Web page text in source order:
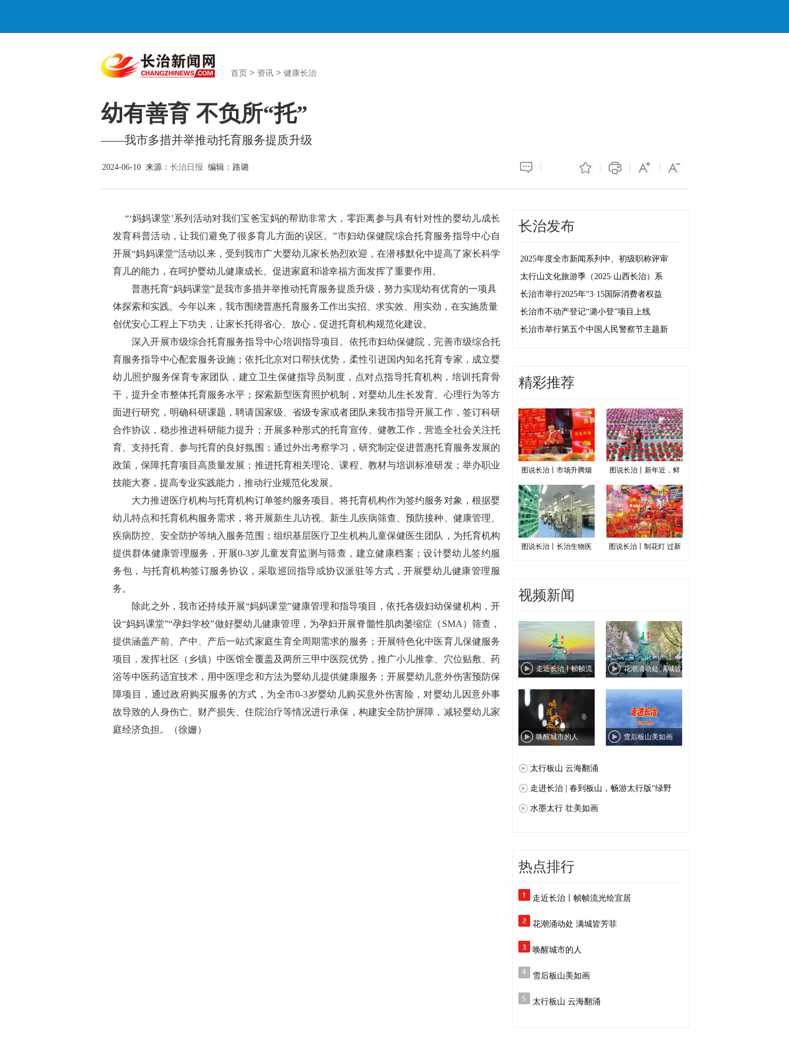
首页 > 资讯 > 健康长治
幼有善育 不负所“托”
——我市多措并举推动托育服务提质升级
2024-06-10 来源： 长治日报 编辑：路璐
“‘妈妈课堂’系列活动对我们宝爸宝妈的帮助非常大，零距离参与具有针对性的婴幼儿成长
发育科普活动，让我们避免了很多育儿方面的误区。”市妇幼保健院综合托育服务指导中心自
开展“妈妈课堂”活动以来，受到我市广大婴幼儿家长热烈欢迎，在潜移默化中提高了家长科学
育儿的能力，在呵护婴幼儿健康成长、促进家庭和谐幸福方面发挥了重要作用。
普惠托育“妈妈课堂”是我市多措并举推动托育服务提质升级，努力实现幼有优育的一项具
体探索和实践。今年以来，我市围绕普惠托育服务工作出实招、求实效、用实劲，在实施质量
创优安心工程上下功夫，让家长托得省心、放心，促进托育机构规范化建设。
深入开展市级综合托育服务指导中心培训指导项目。依托市妇幼保健院，完善市级综合托
育服务指导中心配套服务设施；依托北京对口帮扶优势，柔性引进国内知名托育专家，成立婴
幼儿照护服务保育专家团队，建立卫生保健指导员制度，点对点指导托育机构，培训托育骨
干，提升全市整体托育服务水平；探索新型医育照护机制，对婴幼儿生长发育、心理行为等方
面进行研究，明确科研课题，聘请国家级、省级专家或者团队来我市指导开展工作，签订科研
合作协议，稳步推进科研能力提升；开展多种形式的托育宣传、健教工作，营造全社会关注托
育、支持托育、参与托育的良好氛围；通过外出考察学习，研究制定促进普惠托育服务发展的
政策，保障托育项目高质量发展；推进托育相关理论、课程、教材与培训标准研发；举办职业
技能大赛，提高专业实践能力，推动行业规范化发展。
大力推进医疗机构与托育机构订单签约服务项目。将托育机构作为签约服务对象，根据婴
幼儿特点和托育机构服务需求，将开展新生儿访视、新生儿疾病筛查、预防接种、健康管理、
疾病防控、安全防护等纳入服务范围；组织基层医疗卫生机构儿童保健医生团队，为托育机构
提供群体健康管理服务，开展0-3岁儿童发育监测与筛查，建立健康档案；设计婴幼儿签约服
务包，与托育机构签订服务协议，采取巡回指导或协议派驻等方式，开展婴幼儿健康管理服
务。
除此之外，我市还持续开展“妈妈课堂”健康管理和指导项目，依托各级妇幼保健机构，开
设“妈妈课堂”“孕妇学校”做好婴幼儿健康管理，为孕妇开展脊髓性肌肉萎缩症（SMA）筛查，
提供涵盖产前、产中、产后一站式家庭生育全周期需求的服务；开展特色化中医育儿保健服务
项目，发挥社区（乡镇）中医馆全覆盖及两所三甲中医院优势，推广小儿推拿、穴位贴敷、药
浴等中医药适宜技术，用中医理念和方法为婴幼儿提供健康服务；开展婴幼儿意外伤害预防保
障项目，通过政府购买服务的方式，为全市0-3岁婴幼儿购买意外伤害险，对婴幼儿因意外事
故导致的人身伤亡、财产损失、住院治疗等情况进行承保，构建安全防护屏障，减轻婴幼儿家
庭经济负担。（徐姗）
长治发布
2025年度全市新闻系列中、初级职称评审
太行山文化旅游季（2025·山西长治）系
长治市举行2025年“3·15国际消费者权益
长治市不动产登记“潞小登”项目上线
长治市举行第五个中国人民警察节主题新
精彩推荐
图说长治丨市场升腾烟 图说长治丨新年近，鲜
图说长治丨长治生物医 图说长治丨制花灯 过新
视频新闻
走近长治丨帧帧流 花潮涌动处 满城皆
唤醒城市的人 雪后板山美如画
太行板山 云海翻涌
走进长治 | 春到板山，畅游太行版“绿野
水墨太行 壮美如画
热点排行
走近长治丨帧帧流光绘宜居
花潮涌动处 满城皆芳菲
唤醒城市的人
雪后板山美如画
太行板山 云海翻涌